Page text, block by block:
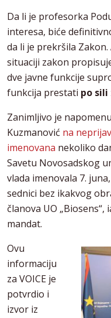
Da li je profesorka
interesa, biće
da li je prekršila
situaciji zakon
dve javne funkcije
funkcija prestati po sili
Zanimljivo je
Kuzmanović na
imenovana nekoliko
Savetu Novosadskog
vlada imenovala 7.
sednici bez ikakvog
članova UO
mandat.
Ovu
informaciju
za VOICE je
potvrdio i
izvor iz